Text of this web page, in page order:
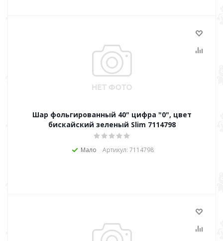
Шар фольгированный 40" цифра "0", цвет
бискайский зеленый Slim 7114798
Мало Артикул: 7114798